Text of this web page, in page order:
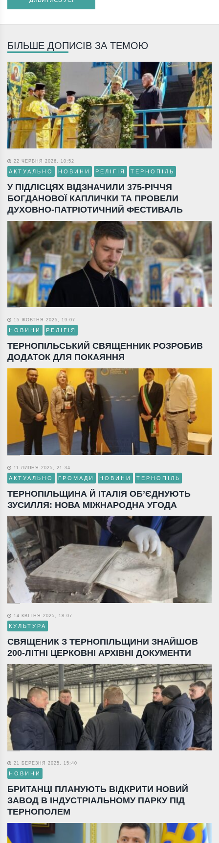
БІЛЬШЕ ДОПИСІВ ЗА ТЕМОЮ
22 ЧЕРВНЯ 2026, 10:52
АКТУАЛЬНО НОВИНИ РЕЛІГІЯ ТЕРНОПІЛЬ
У ПІДЛІСЦЯХ ВІДЗНАЧИЛИ 375-РІЧЧЯ
БОГДАНОВОЇ КАПЛИЧКИ ТА ПРОВЕЛИ
ДУХОВНО-ПАТРІОТИЧНИЙ ФЕСТИВАЛЬ
15 ЖОВТНЯ 2025, 19:07
НОВИНИ РЕЛІГІЯ
ТЕРНОПІЛЬСЬКИЙ СВЯЩЕННИК РОЗРОБИВ
ДОДАТОК ДЛЯ ПОКАЯННЯ
11 ЛИПНЯ 2025, 21:34
АКТУАЛЬНО ГРОМАДИ НОВИНИ ТЕРНОПІЛЬ
ТЕРНОПІЛЬЩИНА Й ІТАЛІЯ ОБ’ЄДНУЮТЬ
ЗУСИЛЛЯ: НОВА МІЖНАРОДНА УГОДА
14 КВІТНЯ 2025, 18:07
КУЛЬТУРА
СВЯЩЕНИК З ТЕРНОПІЛЬЩИНИ ЗНАЙШОВ
200-ЛІТНІ ЦЕРКОВНІ АРХІВНІ ДОКУМЕНТИ
21 БЕРЕЗНЯ 2025, 15:40
НОВИНИ
БРИТАНЦІ ПЛАНУЮТЬ ВІДКРИТИ НОВИЙ
ЗАВОД В ІНДУСТРІАЛЬНОМУ ПАРКУ ПІД
ТЕРНОПОЛЕМ